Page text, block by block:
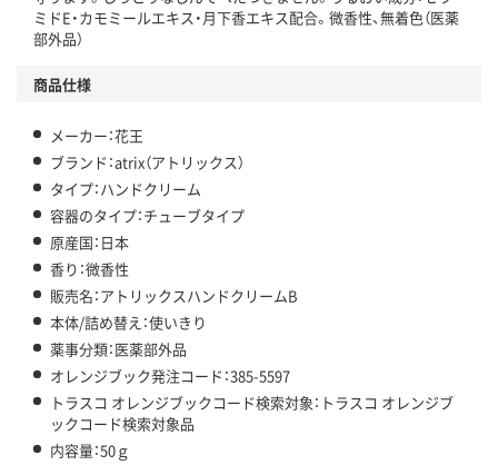
ミドE・カモミールエキス・月下香エキス配合。微香性、無着色（医薬
部外品）
商品仕様
メーカー：花王
ブランド：atrix（アトリックス）
タイプ：ハンドクリーム
容器のタイプ：チューブタイプ
原産国：日本
香り：微香性
販売名：アトリックスハンドクリームB
本体/詰め替え：使いきり
薬事分類：医薬部外品
オレンジブック発注コード：385-5597
トラスコ オレンジブックコード検索対象：トラスコ オレンジブ
ックコード検索対象品
内容量：50ｇ